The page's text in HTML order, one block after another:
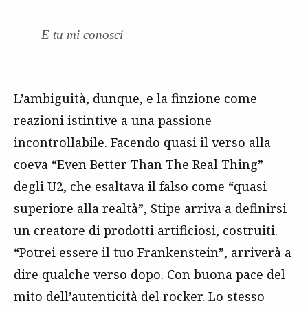
E tu mi conosci
L’ambiguità, dunque, e la finzione come
reazioni istintive a una passione
incontrollabile. Facendo quasi il verso alla
coeva “Even Better Than The Real Thing”
degli U2, che esaltava il falso come “quasi
superiore alla realtà”, Stipe arriva a definirsi
un creatore di prodotti artificiosi, costruiti.
“Potrei essere il tuo Frankenstein”, arriverà a
dire qualche verso dopo. Con buona pace del
mito dell’autenticità del rocker. Lo stesso